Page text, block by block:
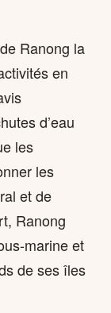
Ranong la
en
d’eau
les
les
et de
Ranong
marine et
de ses îles